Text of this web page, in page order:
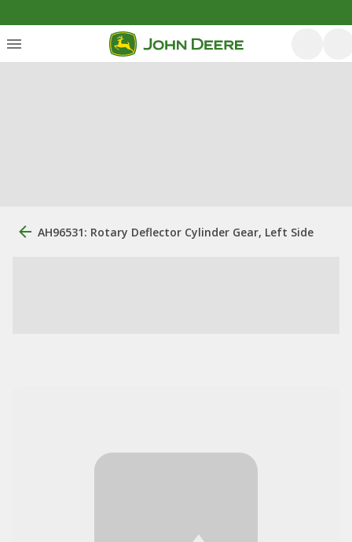
AH96531: Rotary Deflector Cylinder Gear, Left Side